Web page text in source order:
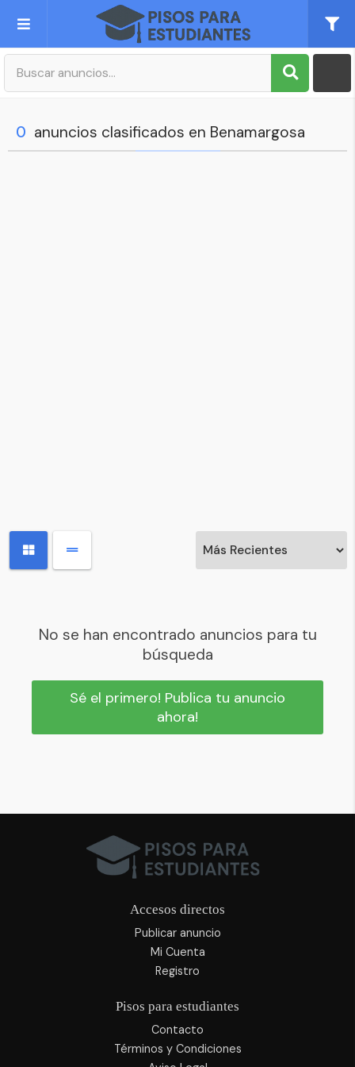
Publica tu Anuncio
0 anuncios clasificados en Benamargosa
No se han encontrado anuncios para tu
búsqueda
Sé el primero! Publica tu anuncio
ahora!
Accesos directos
Publicar anuncio
Mi Cuenta
Registro
Pisos para estudiantes
Contacto
Términos y Condiciones